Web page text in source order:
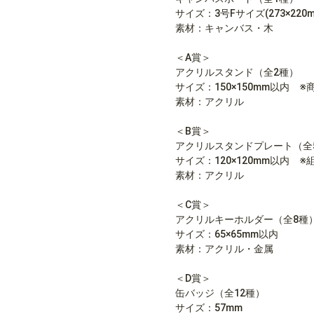
サイズ：3号Fサイズ
素材：キャンバス・木
＜A賞＞
アクリルスタンド（全2種）
サイズ：150×150mm以内 ※
素材：アクリル
＜B賞＞
アクリルスタンドプレート（
サイズ：120×120mm以内 ※
素材：アクリル
＜C賞＞
アクリルキーホルダー（全8種
サイズ：65×65mm以内
素材：アクリル・金属
＜D賞＞
缶バッジ（全12種）
サイズ：57mm